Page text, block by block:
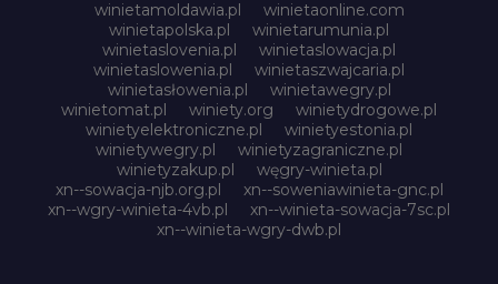
winietamoldawia.pl
winietaonline.com
winietapolska.pl
winietarumunia.pl
winietaslovenia.pl
winietaslowacja.pl
winietaslowenia.pl
winietaszwajcaria.pl
winietasłowenia.pl
winietawegry.pl
winietomat.pl
winiety.org
winietydrogowe.pl
winietyelektroniczne.pl
winietyestonia.pl
winietywegry.pl
winietyzagraniczne.pl
winietyzakup.pl
węgry-winieta.pl
xn--sowacja-njb.org.pl
xn--soweniawinieta-gnc.pl
xn--wgry-winieta-4vb.pl
xn--winieta-sowacja-7sc.pl
xn--winieta-wgry-dwb.pl